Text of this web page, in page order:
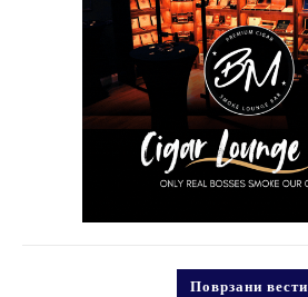
Поврзани вести